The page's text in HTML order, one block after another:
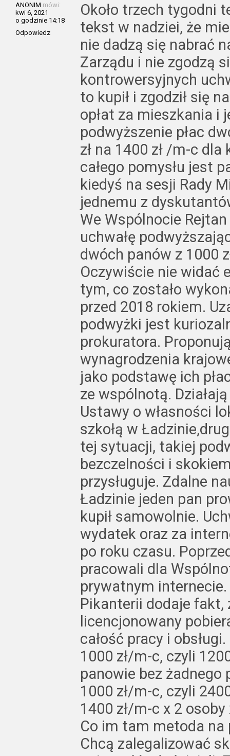
ANONIM mówi:
kwi 6, 2021
o godzinie 14:18
Odpowiedz
Około trzech tygodni
tekst w nadziei, że
nie dadzą się nabrać
Zarządu i nie zgodzą
kontrowersyjnych
to kupił i zgodził się
opłat za mieszkania i
podwyższenie płac
zł na 1400 zł /m-c
całego pomysłu jest
kiedyś na sesji Rady
jednemu z
We Wspólnocie
uchwałę
dwóch panów z 1000
Oczywiście nie widać
tym, co zostało
przed 2018 rokiem.
podwyżki jest
prokuratora.
wynagrodzenia
jako podstawę ich
ze wspólnotą.
Ustawy o własności
szkołą w
tej sytuacji, takiej
bezczelności i
przysługuje. Zdalne
Ładzinie jeden pan
kupił samowolnie.
wydatek oraz za
po roku czasu.
pracowali dla
prywatnym internecie.
Pikanterii dodaje fakt,
licencjonowany
całość pracy i
1000 zł/m-c, czyli
panowie bez
1000 zł/m-c, czyli
1400 zł/m-c x 2 osoby
Co im tam metoda
Chcą zalegalizować